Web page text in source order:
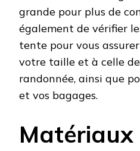
grande pour plus de
également de vérifier
tente pour vous
votre taille et à celle
randonnée, ainsi que
et vos bagages.
Matériaux